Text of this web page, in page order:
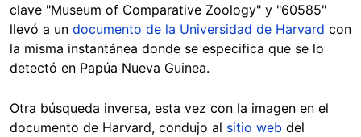
clave "Museum of Comparative Zoology" y "60585"
llevó a un documento de la Universidad de Harvard con
la misma instantánea donde se especifica que se lo
detectó en Papúa Nueva Guinea.
Otra búsqueda inversa, esta vez con la imagen en el
documento de Harvard, condujo al sitio web del